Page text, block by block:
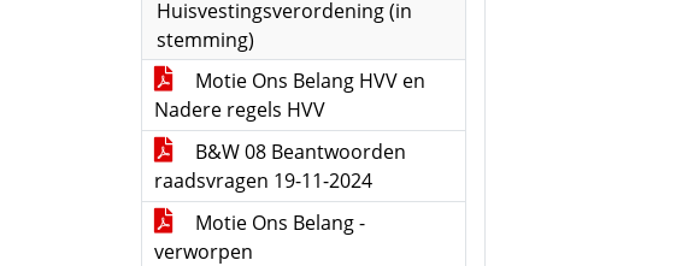
Huisvestingsverordening (in
stemming)
Motie Ons Belang HVV en
Nadere regels HVV
B&W 08 Beantwoorden
raadsvragen 19-11-2024
Motie Ons Belang -
verworpen